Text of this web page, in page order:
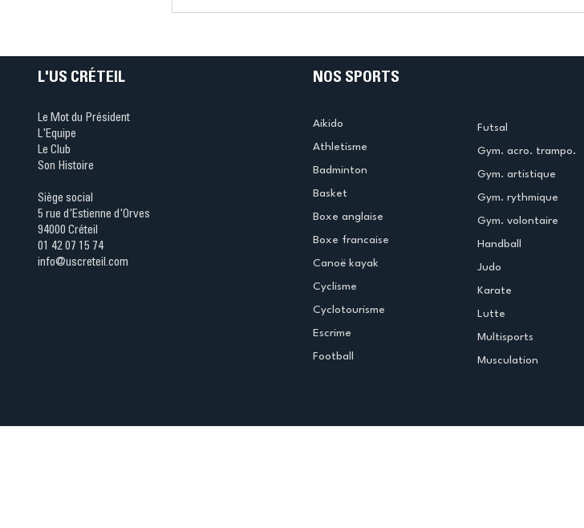
Ping ? Quand le tennis de
termine la saison en
L'US CRÉTEIL
Le Mot du Président
L'Equipe
Le Club
Son Histoire
Siège social
5 rue d'Estienne d'Orves
94000 Créteil
01 42 07 15 74
info@uscreteil.com
NOS SPORTS
Aikido
Athletisme
Badminton
Basket
Boxe anglaise
Boxe francaise
Canoë kayak
Cyclisme
Cyclotourisme
Escrime
Football
Futsal
Gym. acro. trampo.
Gym. artistique
Gym. rythmique
Gym. volontaire
Handball
Judo
Karate
Lutte
Multisports
Musculation